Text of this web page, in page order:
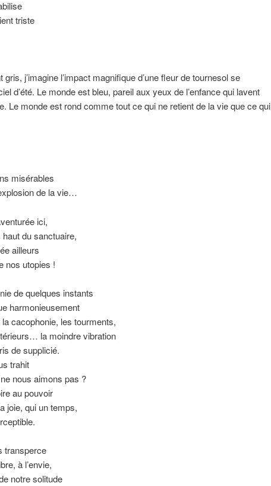
triste
gris, j’imagine l’impact magnifique d’une fleur de tournesol se
d’été. Le monde est bleu, pareil aux yeux de l’enfance qui lavent
Le monde est rond comme tout ce qui ne retient de la vie que ce qui
misérables
de la vie…
ici,
du sanctuaire,
ailleurs
nos utopies !
de quelques instants
harmonieusement
cacophonie, les tourments,
la moindre vibration
de supplicié.
trahit
nous aimons pas ?
au pouvoir
joie, qui un temps,
transperce
à l’envie,
notre solitude